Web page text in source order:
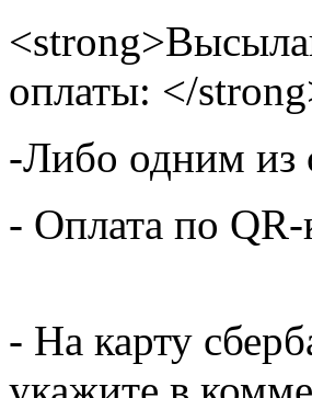
оплаты: </
-Либо одним из
- Оплата по
- На карту